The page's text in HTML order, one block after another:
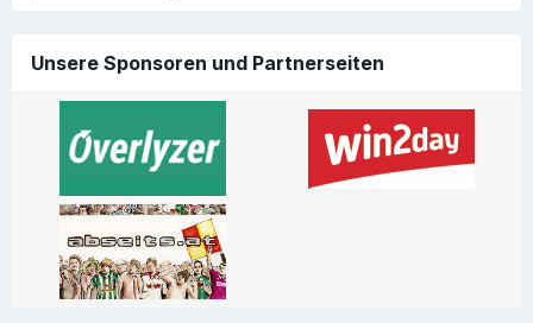
Unsere Sponsoren und Partnerseiten